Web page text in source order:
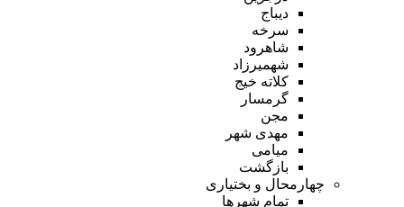
دیباج
سرخه
شاهرود
شهمیرزاد
کلاته خیج
گرمسار
مجن
مهدی شهر
میامی
بازگشت
چهارمحال و بختیاری
تمام شهر‌ها